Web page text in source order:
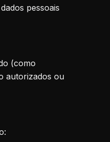
pessoais
(como
autorizados ou